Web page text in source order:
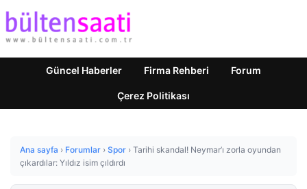
Güncel Haberler Firma Rehberi Forum
Çerez Politikası
Ana sayfa › Forumlar › Spor › Tarihi skandal! Neymar’ı zorla oyundan
çıkardılar: Yıldız isim çıldırdı